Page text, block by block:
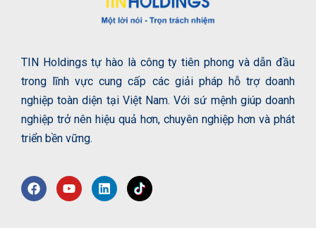
TIN Holdings tự hào là công ty tiên phong và dẫn đầu
trong lĩnh vực cung cấp các giải pháp hỗ trợ doanh
nghiệp toàn diện tại Việt Nam. Với sứ mệnh giúp doanh
nghiệp trở nên hiệu quả hơn, chuyên nghiệp hơn và phát
triển bền vững.